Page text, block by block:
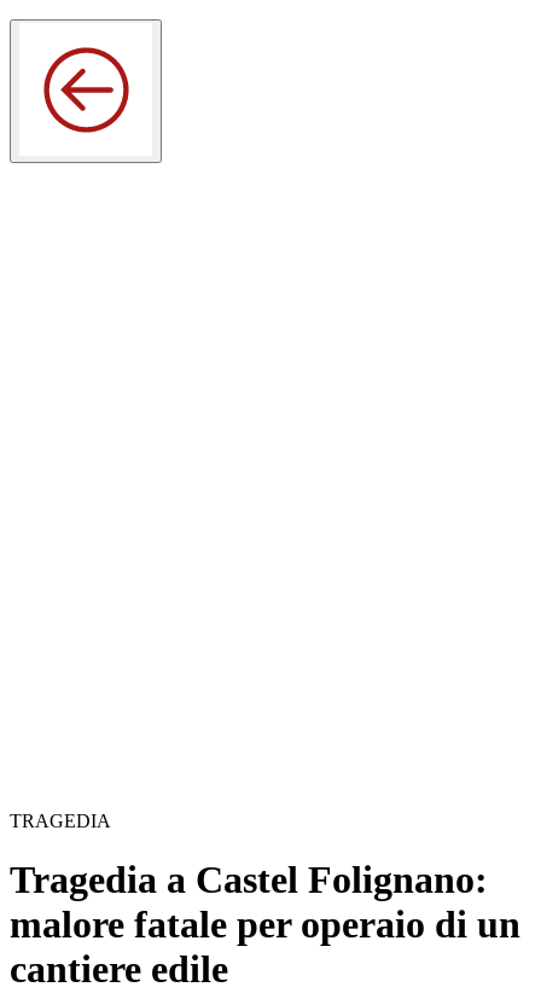
TRAGEDIA
Tragedia a Castel Folignano:
malore fatale per operaio di un
cantiere edile